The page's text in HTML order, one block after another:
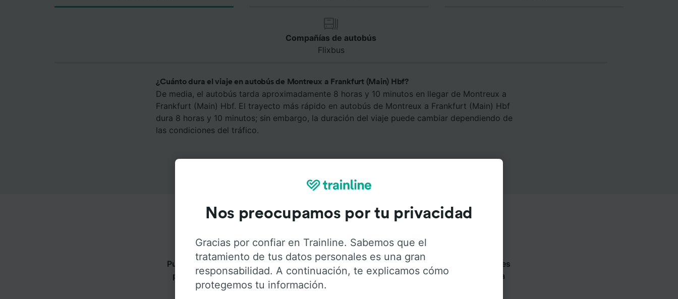
Compañías de autobús
Flixbus
¿Cuánto dura el viaje en autobús de Montreux a Frankfurt (Main) Hbf?
De media, el autobús tarda aproximadamente 8 horas y 10 minutos en llegar de Montreux a
Frankfurt (Main) Hbf. El trayecto más rápido en autobús de Montreux a Frankfurt (Main) Hbf
dura 8 horas y 10 minutos; sin embargo, la duración del viaje puede cambiar dependiendo de
las condiciones del tráfico.
Servicios a bordo
Puedes viajar de Montreux a Frankfurt (Main) Hbf con Flixbus . Haz click en las siguientes
pestañas para obtener más información sobre los servicios que ofrece cada compañía
Nos preocupamos por tu privacidad
Gracias por confiar en Trainline. Sabemos que el
tratamiento de tus datos personales es una gran
responsabilidad. A continuación, te explicamos cómo
protegemos tu información.